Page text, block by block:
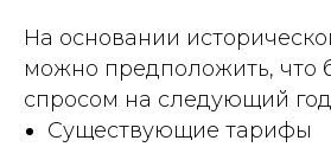
На основании
можно предположить, что
спросом на следующий
Существующие тарифы